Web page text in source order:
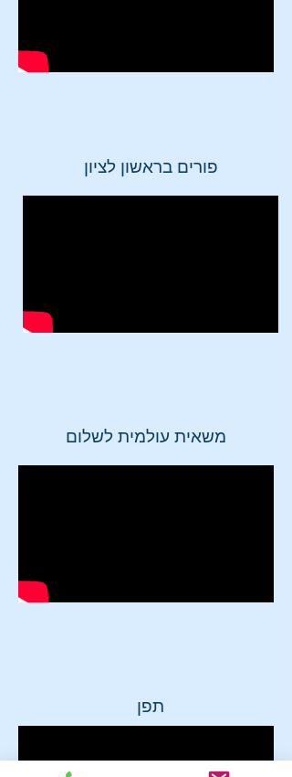
פורים בראשון לציון
משאית עולמית לשלום
תפן